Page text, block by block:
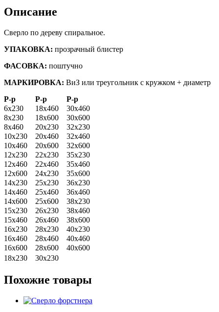
Описание
Сверло по дереву спиральное.
УПАКОВКА: прозрачный блистер
ФАСОВКА: поштучно
МАРКИРОВКА: ВиЗ или треугольник с кружком + диаметр
Р-р
Р-р
Р-р
6х230
18х460
30х460
8х230
18х600
30х600
8х460
20х230
32х230
10х230
20х460
32х460
10х460
20х600
32х600
12х230
22х230
35х230
12х460
22х460
35х460
12х600
24х230
35х600
14х230
25х230
36х230
14х460
25х460
36х460
14х600
25х600
38х230
15х230
26х230
38х460
15х460
26х460
38х600
16х230
28х230
40х230
16х460
28х460
40х460
16х600
28х600
40х600
18х230
30х230
Похожие товары